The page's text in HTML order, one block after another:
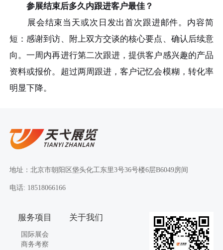
参展结束后多久内跟进客户最佳？
展会结束当天或次日发出首次跟进邮件。内容简
短：感谢到访、附上双方交谈的核心要点、确认后续意
向。一周内再进行第二次跟进，提供客户感兴趣的产品
资料或报价。超过两周跟进，客户记忆会模糊，转化率
明显下降。
地址：北京市朝阳区垡头化工东里3号36号楼6层B6049房间
电话: 18518066166
服务项目
国际展会
商务考察
关于我们